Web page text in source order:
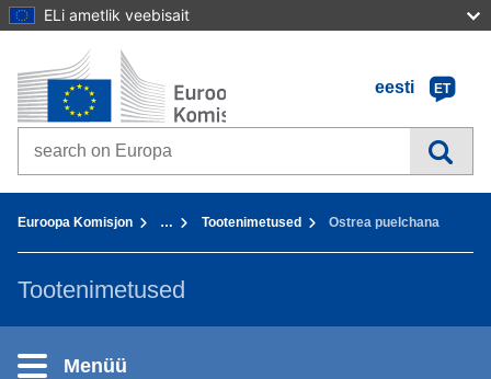
ELi ametlik veebisait
Sisusse
Avaleht - Euroopa Komisjon
eesti
ET
Search on Europa websites
Euroopa Komisjon … Tootenimetused Ostrea puelchana
Tootenimetused
Menüü